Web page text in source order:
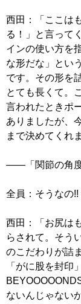
西田：「ここは
る！」と言って
インの使い方を
な形だな」とい
です。その形を
とても長くて。
言われたときポ
ありましたが、
まで決めてくれ
——「関節の角
全員：そうなの!!
西田：「お尻は
らされて。そう
のこだわりが詰
「がに股を封印
ないんじゃない